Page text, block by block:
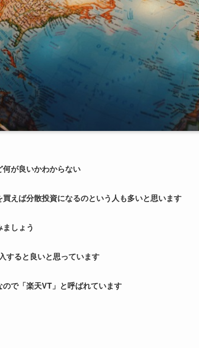
が良いかわからない
えば分散投資になるのという人も多いと思います
しょう
すると良いと思っています
で「楽天VT」と呼ばれています